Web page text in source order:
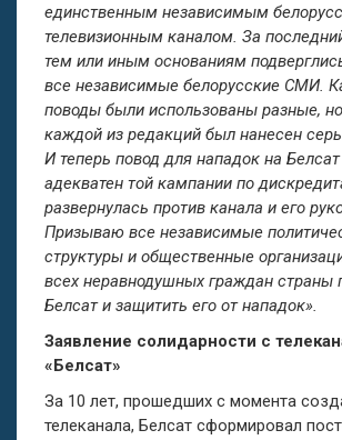
единственным независимым
телевизионным каналом. За
тем или иным основаниям
все независимые белорусские СМИ.
поводы были использованы разные,
каждой из редакций был нанесен
И теперь повод для нападок на
адекватен той кампании по
развернулась против канала и его
Призываю все независимые
структуры и общественные
всех неравнодушных граждан страны
Белсат и защитить его от нападок».
Заявление солидарности с
«Белсат»
За 10 лет, прошедших с момента
телеканала, Белсат сформировал